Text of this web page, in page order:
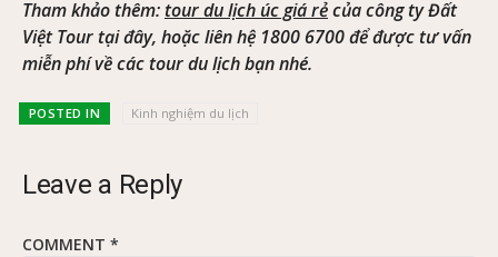
Tham khảo thêm:tour du lịch úc giá rẻcủa công ty Đất
Việt Tour tại đây, hoặc liên hệ 1800 6700 để được tư vấn
miễn phí về các tour du lịch bạn nhé.
POSTED IN Kinh nghiệm du lịch
Leave a Reply
COMMENT *